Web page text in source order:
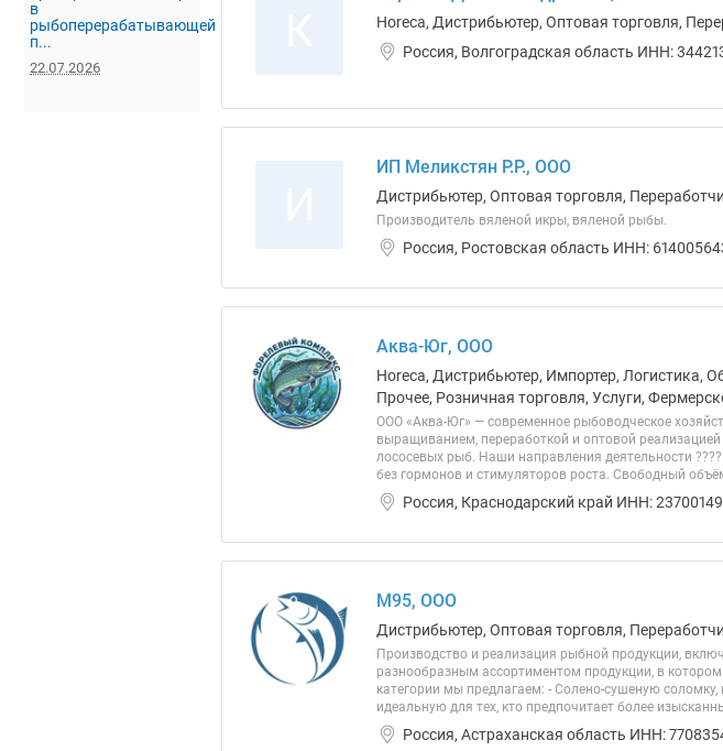
в
рыбоперерабатывающей
п...
22.07.2026
Horeca, Дистрибьютер, Оптовая торговля,
Россия, Волгоградская область ИНН:
ИП Меликстян Р.Р., ООО
Дистрибьютер, Оптовая торговля,
Производитель вяленой икры, вяленой рыбы.
Россия, Ростовская область ИНН:
Аква-Юг, ООО
Horeca, Дистрибьютер, Импортер, Логистика,
Прочее, Розничная торговля, Услуги,
ООО «Аква-Юг» — современное рыбоводческое
выращиванием, переработкой и оптовой
лососевых рыб. Наши направления деятельности
без гормонов и стимуляторов роста. Свободный
Россия, Краснодарский край ИНН:
М95, ООО
Дистрибьютер, Оптовая торговля,
Производство и реализация рыбной продукции,
разнообразным ассортиментом продукции, в
категории мы предлагаем: - Солено-сушеную
идеальную для тех, кто предпочитает более
Россия, Астраханская область ИНН: